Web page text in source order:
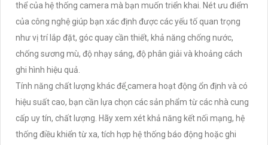
thể của hệ thống camera mà bạn muốn triển khai. Nét ưu điểm
của công nghệ giúp bạn xác định được các yếu tố quan trọng
như vị trí lắp đặt, góc quay cần thiết, khả năng chống nước,
chống sương mù, độ nhạy sáng, độ phân giải và khoảng cách
ghi hình hiệu quả.
Tính năng chất lượng khác đểcamera hoạt động ổn định và có
hiệu suất cao, bạn cần lựa chọn các sản phẩm từ các nhà cung
cấp uy tín, chất lượng. Hãy xem xét khả năng kết nối mạng, hệ
thống điều khiển từ xa, tích hợp hệ thống báo động hoặc ghi